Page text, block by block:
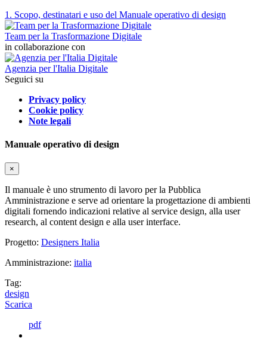
1. Scopo, destinatari e uso del Manuale operativo di design
Team per la Trasformazione Digitale
in collaborazione con
Agenzia per l'Italia Digitale
Seguici su
Privacy policy
Cookie policy
Note legali
Manuale operativo di design
×
Il manuale è uno strumento di lavoro per la Pubblica
Amministrazione e serve ad orientare la progettazione di ambienti
digitali fornendo indicazioni relative al service design, alla user
research, al content design e alla user interface.
Progetto: Designers Italia
Amministrazione: italia
Tag:
design
Scarica
pdf